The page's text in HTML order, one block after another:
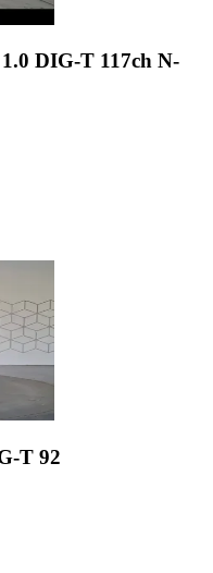
DIG-T 117ch N-
T 92